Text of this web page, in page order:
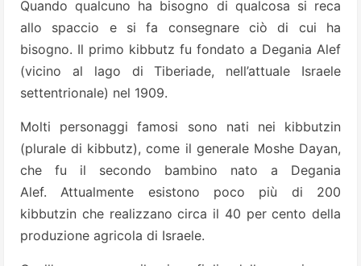
Quando qualcuno ha bisogno di qualcosa si reca
allo spaccio e si fa consegnare ciò di cui ha
bisogno. Il primo kibbutz fu fondato a Degania Alef
(vicino al lago di Tiberiade, nell’attuale Israele
settentrionale) nel 1909.
Molti personaggi famosi sono nati nei kibbutzin
(plurale di kibbutz), come il generale Moshe Dayan,
che fu il secondo bambino nato a Degania
Alef. Attualmente esistono poco più di 200
kibbutzin che realizzano circa il 40 per cento della
produzione agricola di Israele.